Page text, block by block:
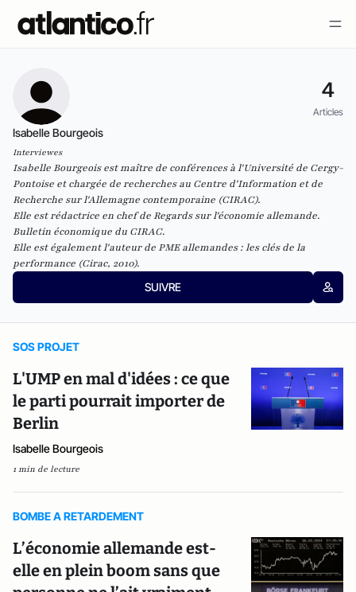
4
Articles
Isabelle Bourgeois
Interviewes
Isabelle Bourgeois est maître de conférences à l'Université de Cergy-
Pontoise et chargée de recherches au Centre d'Information et de
Recherche sur l'Allemagne contemporaine (CIRAC).
Elle est rédactrice en chef deRegards sur l'économie allemande.
Bulletin économique du CIRAC.
Elle est également l'auteur dePME allemandes : les clés de la
performance (Cirac, 2010).
SUIVRE
SOS PROJET
L'UMP en mal d'idées : ce que
le parti pourrait importer de
Berlin
Isabelle Bourgeois
1 min de lecture
BOMBE A RETARDEMENT
L’économie allemande est-
elle en plein boom sans que